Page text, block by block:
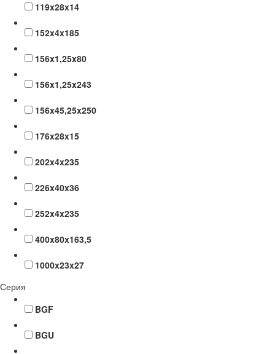
119x28x14
152x4x185
156x1,25x80
156x1,25x243
156x45,25x250
176x28x15
202x4x235
226x40x36
252x4x235
400x80x163,5
1000x23x27
Серия
BGF
BGU